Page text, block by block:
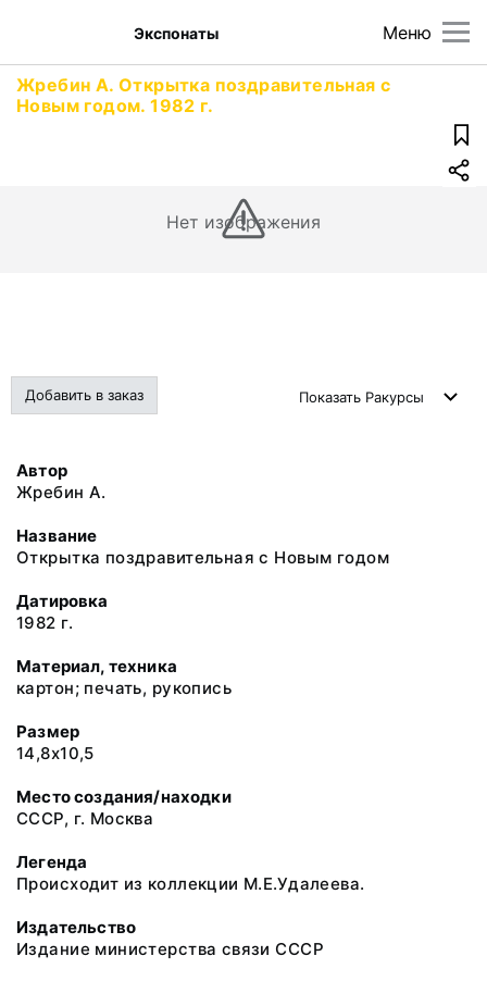
Меню
Экспонаты
Жребин А. Открытка поздравительная с
Новым годом. 1982 г.
Нет изображения
Добавить в заказ Показать Ракурсы
Автор
Жребин А.
Название
Открытка поздравительная с Новым годом
Датировка
1982 г.
Материал, техника
картон; печать, рукопись
Размер
14,8х10,5
Место создания/находки
СССР, г. Москва
Легенда
Происходит из коллекции М.Е.Удалеева.
Издательство
Издание министерства связи СССР